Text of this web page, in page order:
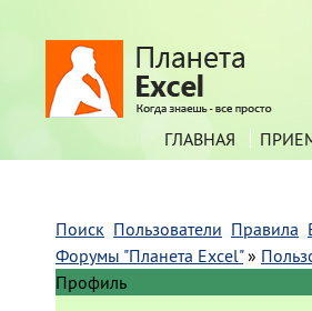
ГЛАВНАЯ
Поиск Пользователи Правила
Форумы "Планета Excel" »
Профиль